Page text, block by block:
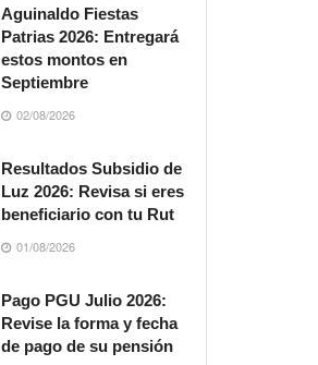
Aguinaldo Fiestas
Patrias 2026: Entregará
estos montos en
Septiembre
02/08/2026
Resultados Subsidio de
Luz 2026: Revisa si eres
beneficiario con tu Rut
01/08/2026
Pago PGU Julio 2026:
Revise la forma y fecha
de pago de su pensión